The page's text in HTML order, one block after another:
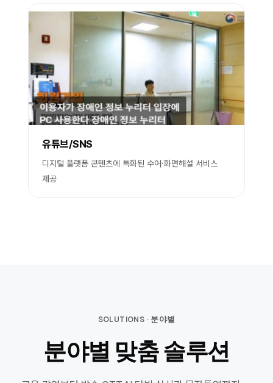
유튜브/SNS
디지털 플랫폼 콘텐츠에 특화된 수어·화면해설 서비스
제공
SOLUTIONS · 분야별
분야별 맞춤 솔루션